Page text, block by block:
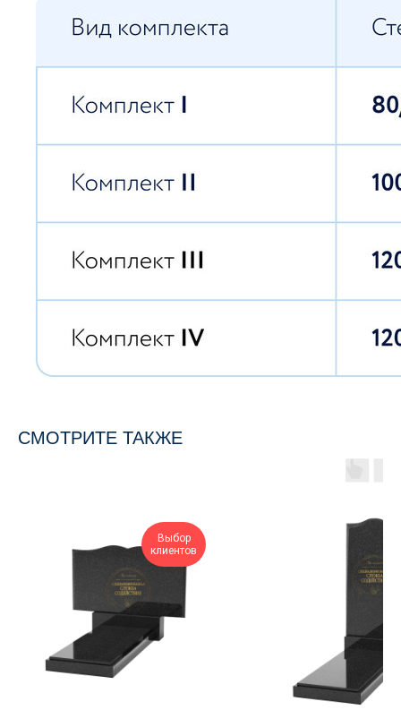
СМОТРИТЕ ТАКЖЕ
Выбор
клиентов